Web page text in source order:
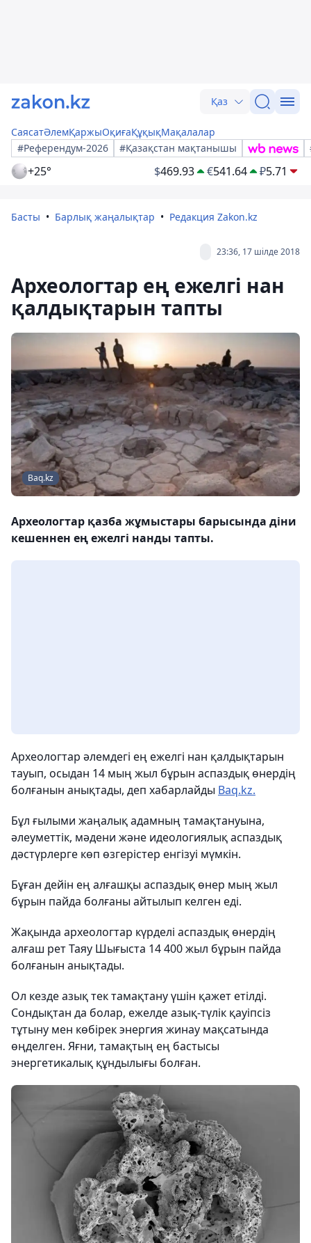
Қаз
СаясатӘлемҚаржыОқиғаҚұқықМақалалар
#Референдум-2026
#Қазақстан мақтанышы
+25° $469.93 €541.64 ₽5.71
Басты Барлық жаңалықтар Редакция Zakon.kz
23:36, 17 шілде 2018
Археологтар ең ежелгі нан
қалдықтарын тапты
Baq.kz
Археологтар қазба жұмыстары барысында діни
кешеннен ең ежелгі нанды тапты.
Археологтар әлемдегі ең ежелгі нан қалдықтарын
тауып, осыдан 14 мың жыл бұрын аспаздық өнердің
болғанын анықтады, деп хабарлайды Baq.kz.
Бұл ғылыми жаңалық адамның тамақтануына,
әлеуметтік, мәдени және идеологиялық аспаздық
дәстүрлерге көп өзгерістер енгізуі мүмкін.
Бұған дейін ең алғашқы аспаздық өнер мың жыл
бұрын пайда болғаны айтылып келген еді.
Жақында археологтар күрделі аспаздық өнердің
алғаш рет Таяу Шығыста 14 400 жыл бұрын пайда
болғанын анықтады.
Ол кезде азық тек тамақтану үшін қажет етілді.
Сондықтан да болар, ежелде азық-түлік қауіпсіз
тұтыну мен көбірек энергия жинау мақсатында
өңделген. Яғни, тамақтың ең бастысы
энергетикалық құндылығы болған.